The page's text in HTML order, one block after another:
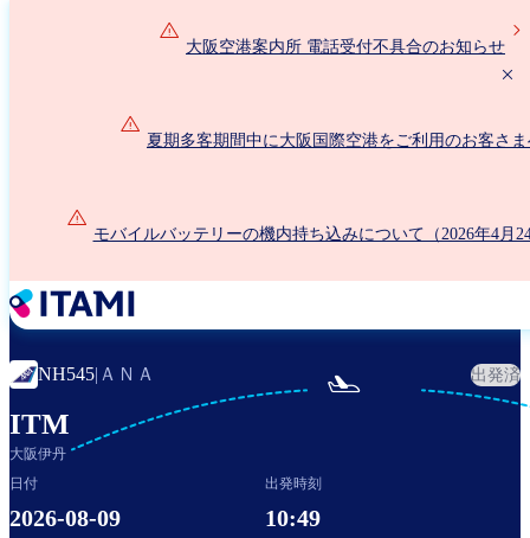
大阪空港案内所 電話受付不具合のお知らせ
夏期多客期間中に大阪国際空港をご利用のお客さ
モバイルバッテリーの機内持ち込みについて（2026年4月
NH545| ＡＮＡ 出発済
ITM
大阪伊丹

日付
2026-08-09
出発時刻
10:49